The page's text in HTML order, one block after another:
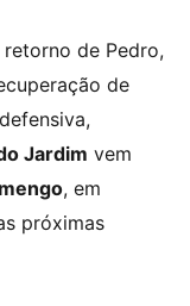
de Pedro,
de
Jardim vem
, em
próximas